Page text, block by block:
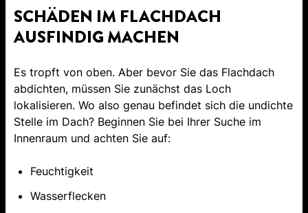
SCHÄDEN IM FLACHDACH
AUSFINDIG MACHEN
Es tropft von oben. Aber bevor Sie das Flachdach
abdichten, müssen Sie zunächst das Loch
lokalisieren. Wo also genau befindet sich die undichte
Stelle im Dach? Beginnen Sie bei Ihrer Suche im
Innenraum und achten Sie auf:
Feuchtigkeit
Wasserflecken